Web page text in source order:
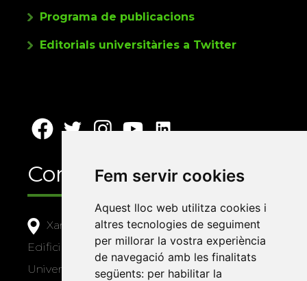
Fem servir cookies
Aquest lloc web utilitza cookies i
altres tecnologies de seguiment
per millorar la vostra experiència
de navegació amb les finalitats
següents: per habilitar la
Programa de publicacions
Editorials universitàries a Twitter
Contacte
Xarxa Vives d'Universitats
Edifici Àgora
Universitat Jaume I, local 10